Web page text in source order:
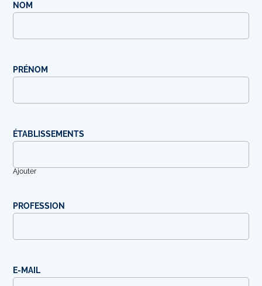
NOM
PRÉNOM
ÉTABLISSEMENTS
Ajouter
PROFESSION
E-MAIL